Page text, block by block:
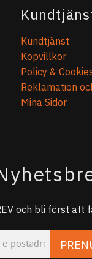
Kundtjänst
Köpvillkor
Policy &
Reklamation
Mina Sidor
och bli först att